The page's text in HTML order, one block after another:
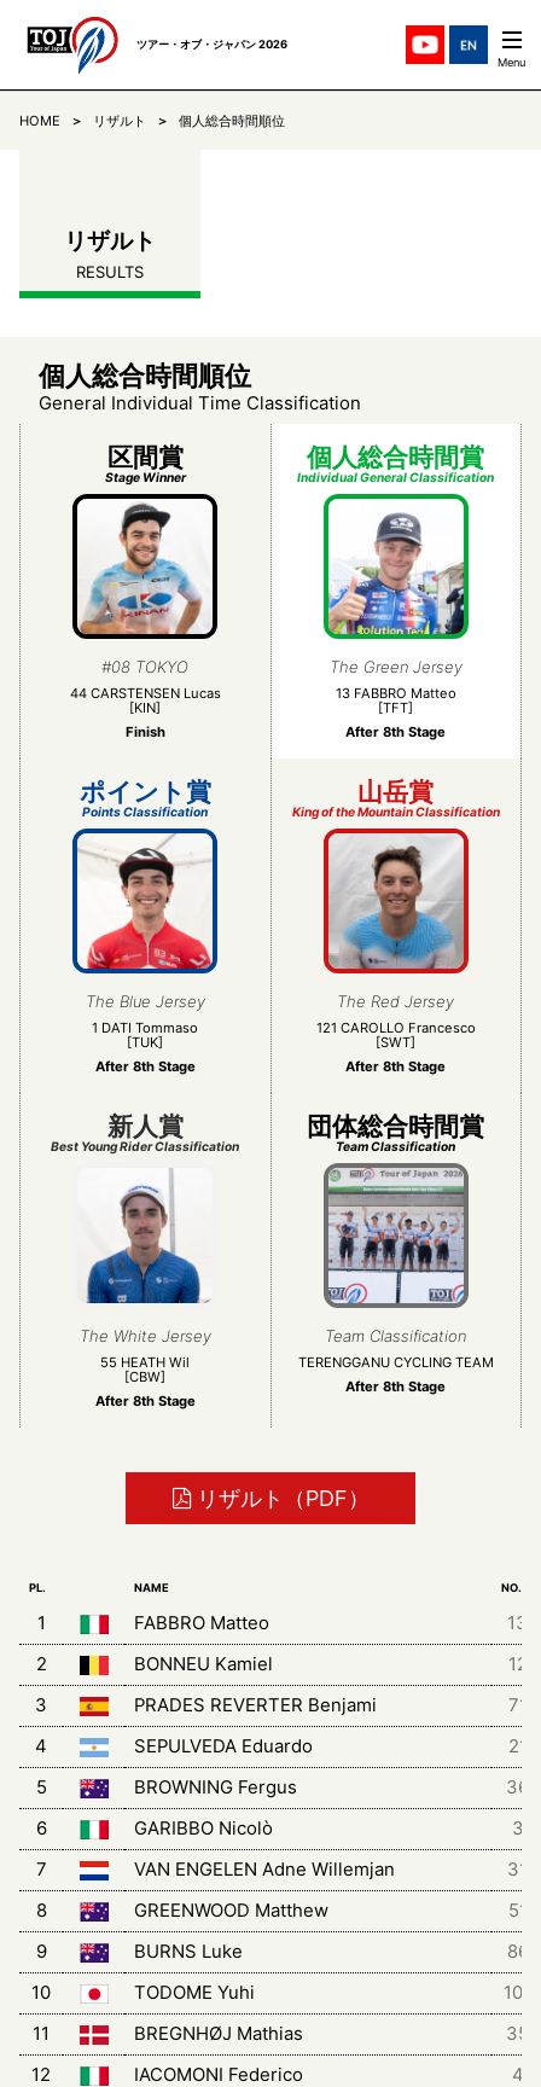
ツアー・オブ・ジャパン 2026
ステージ紹介 STAGES
ニュース NEWS
TOJについて ABOUT
観戦について GUIDE
過去の大会 HISTORY
オンラインショップ ONLINE SHOP
Instagram Instagram
X（旧twitter）
Facebook Facebook
HOME リザルト 個人総合時間順位
リザルト
RESULTS
個人総合時間順位
General Individual Time Classification
区間賞
Stage Winner
#08 TOKYO
44 CARSTENSEN Lucas
[KIN]
Finish
個人総合時間賞
Individual General Classification
The Green Jersey
13 FABBRO Matteo
[TFT]
After 8th Stage
ポイント賞
Points Classification
The Blue Jersey
1 DATI Tommaso
[TUK]
After 8th Stage
山岳賞
King of the Mountain Classification
The Red Jersey
121 CAROLLO Francesco
[SWT]
After 8th Stage
新人賞
Best Young Rider Classification
The White Jersey
55 HEATH Wil
[CBW]
After 8th Stage
団体総合時間賞
Team Classification
Team Classification
TERENGGANU CYCLING TEAM
After 8th Stage
リザルト（PDF）
PL. NAME NO.
1 FABBRO Matteo
13
2
BONNEU Kamiel
12
3
PRADES REVERTER Benjami
71
4
SEPULVEDA Eduardo
21
5
BROWNING Fergus
36
6
GARIBBO Nicolò
3
7
VAN ENGELEN Adne Willemjan
31
8
GREENWOOD Matthew
51
9
BURNS Luke
86
10
TODOME Yuhi
101
11
BREGNHØJ Mathias
35
12
IACOMONI Federico
4